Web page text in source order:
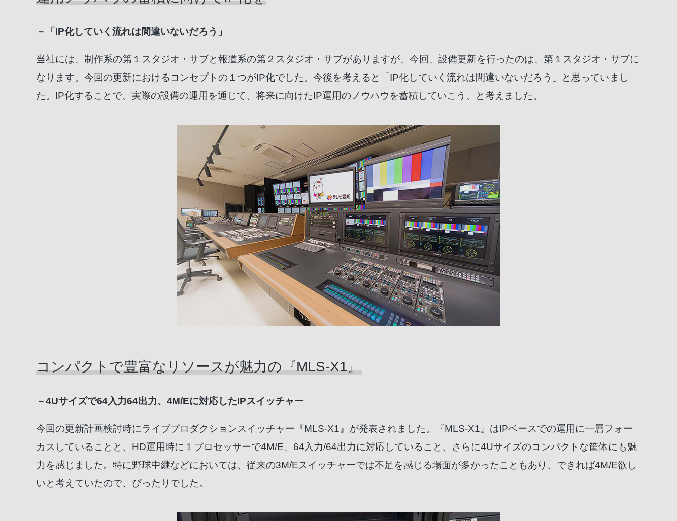
－「IP化していく流れは間違いないだろう」
当社には、制作系の第１スタジオ・サブと報道系の第２スタジオ・サブがありますが、今回、設備更新を行ったのは、第１スタジオ・サブに
なります。今回の更新におけるコンセプトの１つがIP化でした。今後を考えると「IP化していく流れは間違いないだろう」と思っていまし
た。IP化することで、実際の設備の運用を通じて、将来に向けたIP運用のノウハウを蓄積していこう、と考えました。
コンパクトで豊富なリソースが魅力の『MLS-X1』
－4Uサイズで64入力64出力、4M/Eに対応したIPスイッチャー
今回の更新計画検討時にライブプロダクションスイッチャー『MLS-X1』が発表されました。『MLS-X1』はIPベースでの運用に一層フォー
カスしていることと、HD運用時に１プロセッサーで4M/E、64入力/64出力に対応していること、さらに4Uサイズのコンパクトな筐体にも魅
力を感じました。特に野球中継などにおいては、従来の3M/Eスイッチャーでは不足を感じる場面が多かったこともあり、できれば4M/E欲し
いと考えていたので、ぴったりでした。